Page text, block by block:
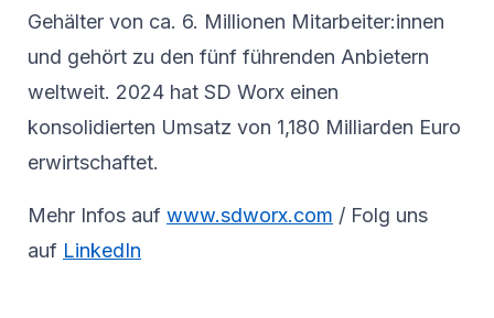
Gehälter von ca. 6. Millionen Mitarbeiter:innen
und gehört zu den fünf führenden Anbietern
weltweit. 2024 hat SD Worx einen
konsolidierten Umsatz von 1,180 Milliarden Euro
erwirtschaftet.
Mehr Infos auf www.sdworx.com / Folg uns
auf LinkedIn